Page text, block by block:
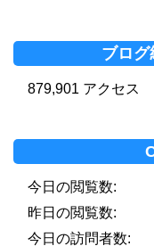
ブロ
879,901 アクセス
今日の閲覧数:
昨日の閲覧数:
今日の訪問者数: